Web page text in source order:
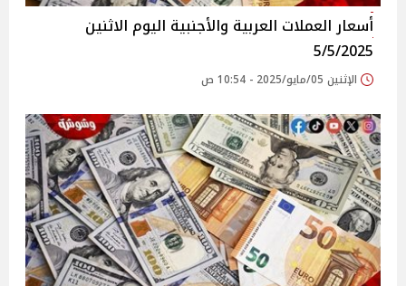
أسعار العملات العربية والأجنبية اليوم الاثنين
5/5/2025
الإثنين 05/مايو/2025 - 10:54 ص